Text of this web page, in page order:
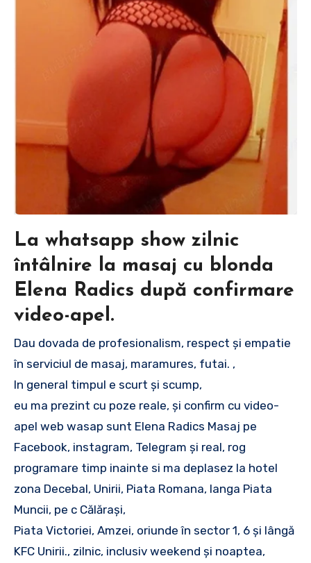
La whatsapp show zilnic
întâlnire la masaj cu blonda
Elena Radics după confirmare
video-apel.
Dau dovada de profesionalism, respect și empatie
în serviciul de masaj, maramures, futai. ,
In general timpul e scurt și scump,
eu ma prezint cu poze reale, și confirm cu video-
apel web wasap sunt Elena Radics Masaj pe
Facebook, instagram, Telegram și real, rog
programare timp inainte si ma deplasez la hotel
zona Decebal, Unirii, Piata Romana, langa Piata
Muncii, pe c Călărași,
Piata Victoriei, Amzei, oriunde în sector 1, 6 și lângă
KFC Unirii., zilnic, inclusiv weekend și noaptea,